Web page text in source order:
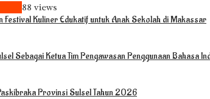
88 views
Festival Kuliner Edukatif untuk Anak Sekolah di Makassar
Sebagai Ketua Tim Pengawasan Penggunaan Bahasa
Provinsi Sulsel Tahun 2026